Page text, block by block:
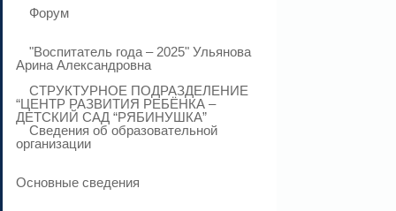
Форум
"Воспитатель года – 2025" Ульянова
Арина Александровна
СТРУКТУРНОЕ ПОДРАЗДЕЛЕНИЕ
“ЦЕНТР РАЗВИТИЯ РЕБЁНКА –
ДЕТСКИЙ САД “РЯБИНУШКА”
Сведения об образовательной
организации
Основные сведения